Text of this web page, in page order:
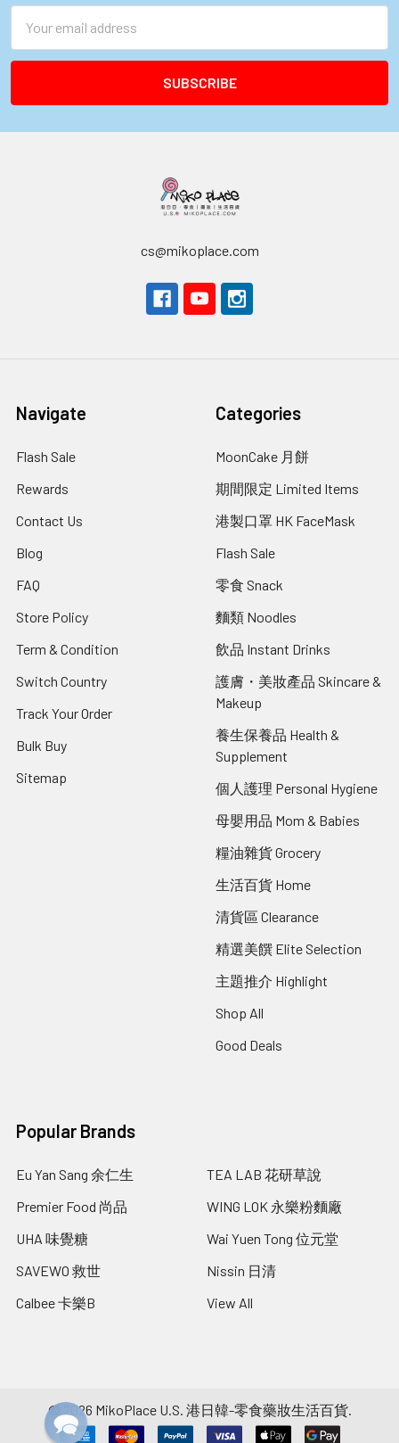
Address
cs@mikoplace.com
Navigate
Flash Sale
Rewards
Contact Us
Blog
FAQ
Store Policy
Term & Condition
Switch Country
Track Your Order
Bulk Buy
Sitemap
Categories
MoonCake 月餅
期間限定 Limited Items
港製口罩 HK FaceMask
Flash Sale
零食 Snack
麵類 Noodles
飲品 Instant Drinks
護膚・美妝產品 Skincare &
Makeup
養生保養品 Health &
Supplement
個人護理 Personal Hygiene
母嬰用品 Mom & Babies
糧油雜貨 Grocery
生活百貨 Home
清貨區 Clearance
精選美饌 Elite Selection
主題推介 Highlight
Shop All
Good Deals
Popular Brands
Eu Yan Sang 余仁生
Premier Food 尚品
UHA 味覺糖
SAVEWO 救世
Calbee 卡樂B
TEA LAB 花研草說
WING LOK 永樂粉麵廠
Wai Yuen Tong 位元堂
Nissin 日清
View All
© 2026 MikoPlace U.S. 港日韓-零食藥妝生活百貨.